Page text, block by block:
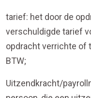
tarief: het door de
verschuldigde tarief
opdracht verrichte of
BTW;
Uitzendkracht/